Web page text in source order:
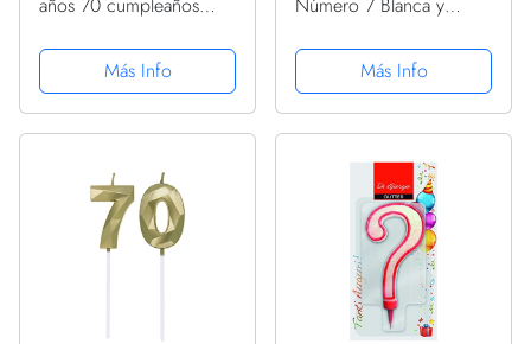
Camiseta Cuello V
Más Info
Decoración para tartas
de primera calidad | Para
niños, adultos, 7 °, 70 °
Más Info